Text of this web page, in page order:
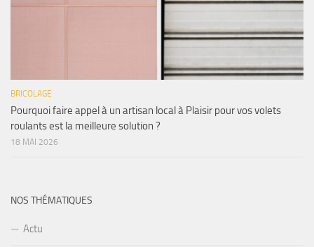
BRICOLAGE
Pourquoi faire appel à un artisan local à Plaisir pour vos volets
roulants est la meilleure solution ?
18 MAI 2026
NOS THÉMATIQUES
Actu